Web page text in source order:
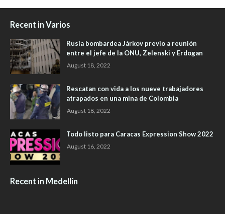
Recent in Varios
Rusia bombardea Járkov previo a reunión
entre el jefe de la ONU, Zelenski y Erdogan
August 18, 2022
Rescatan con vida a los nueve trabajadores
atrapados en una mina de Colombia
August 18, 2022
Todo listo para Caracas Expression Show 2022
August 16, 2022
Recent in Medellín